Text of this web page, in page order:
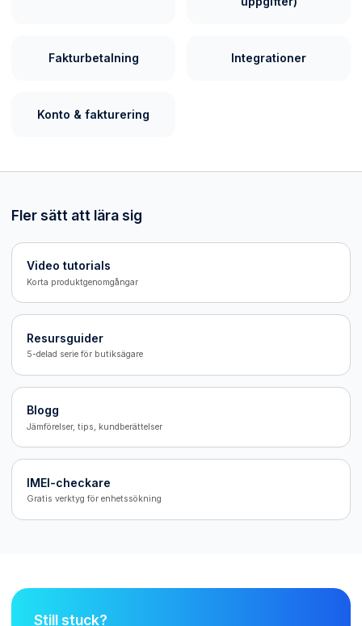
Fakturbetalning Integrationer
Konto & fakturering
Fler sätt att lära sig
Video tutorials
Korta produktgenomgångar
Resursguider
5-delad serie för butiksägare
Blogg
Jämförelser, tips, kundberättelser
IMEI-checkare
Gratis verktyg för enhetssökning
Still stuck?